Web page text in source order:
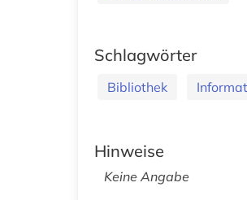
Schlagwörter
Bibliothek
Hinweise
Keine Angabe